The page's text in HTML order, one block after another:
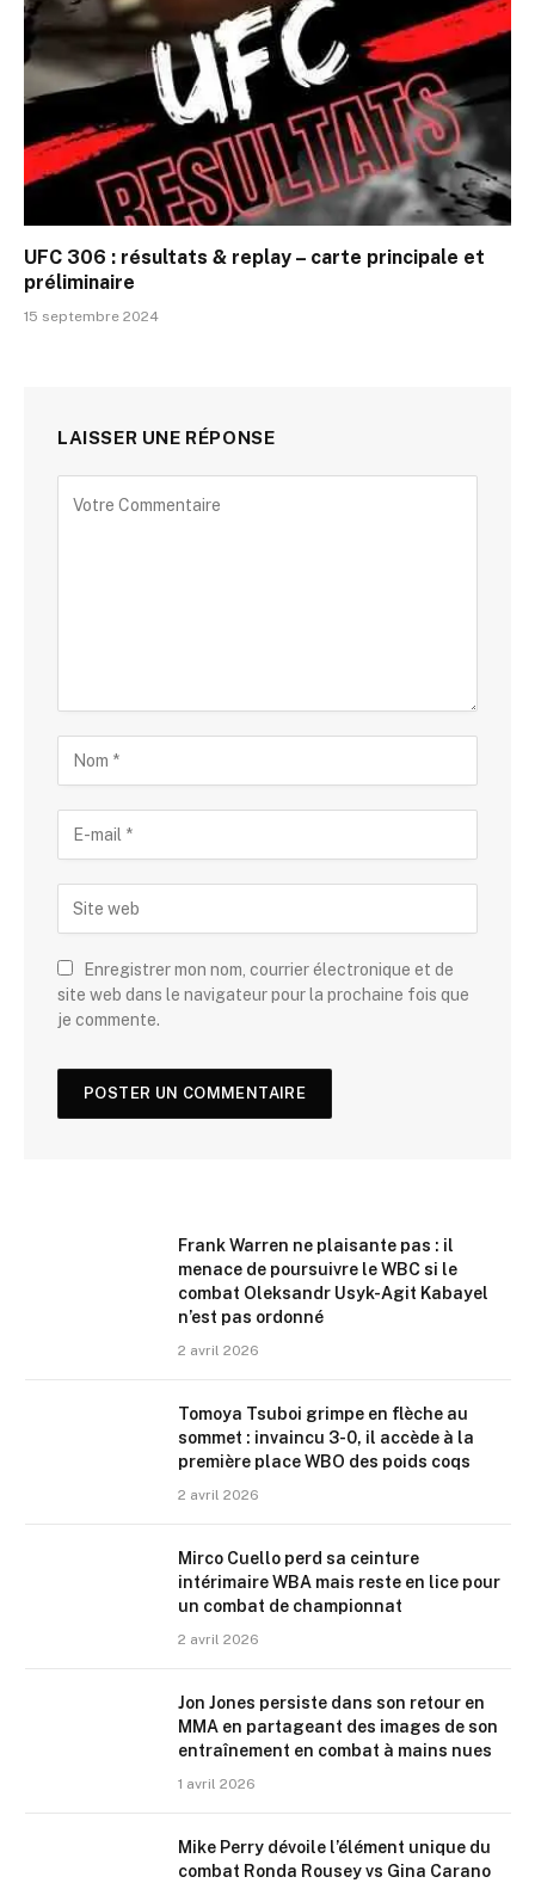
UFC 306 : résultats & replay – carte principale et
préliminaire
15 septembre 2024
LAISSER UNE RÉPONSE
Enregistrer mon nom, courrier électronique et de
site web dans le navigateur pour la prochaine fois que
je commente.
Frank Warren ne plaisante pas : il
menace de poursuivre le WBC si le
combat Oleksandr Usyk-Agit Kabayel
n’est pas ordonné
2 avril 2026
Tomoya Tsuboi grimpe en flèche au
sommet : invaincu 3-0, il accède à la
première place WBO des poids coqs
2 avril 2026
Mirco Cuello perd sa ceinture
intérimaire WBA mais reste en lice pour
un combat de championnat
2 avril 2026
Jon Jones persiste dans son retour en
MMA en partageant des images de son
entraînement en combat à mains nues
1 avril 2026
Mike Perry dévoile l’élément unique du
combat Ronda Rousey vs Gina Carano